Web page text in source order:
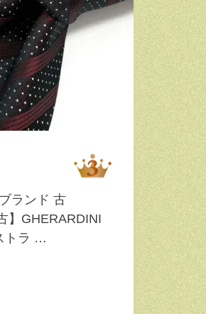
ランド 古
】GHERARDINI
トラ …